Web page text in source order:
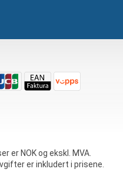
er NOK og ekskl. MVA.
er inkludert i prisene.